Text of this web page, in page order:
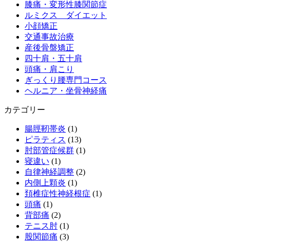
膝痛・変形性膝関節症
ルミクス ダイエット
小顔矯正
交通事故治療
産後骨盤矯正
四十肩・五十肩
頭痛・肩こり
ぎっくり腰専門コース
ヘルニア・坐骨神経痛
カテゴリー
腸脛靭帯炎 (1)
ピラティス (13)
肘部管症候群 (1)
寝違い (1)
自律神経調整 (2)
内側上顆炎 (1)
頚椎症性神経根症 (1)
頭痛 (1)
背部痛 (2)
テニス肘 (1)
股関節痛 (3)